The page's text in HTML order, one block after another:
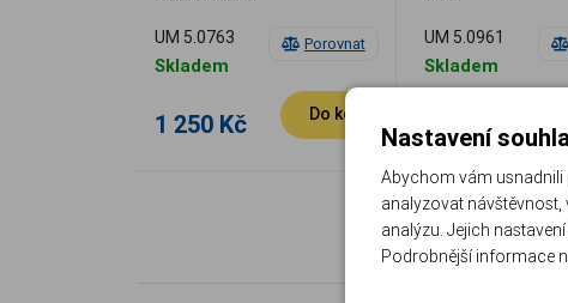
Porovnat
UM 5.0763
Skladem
1 250 Kč Do košíku
UM 5.0961
Skladem
850 Kč
Nastavení
Abychom vám
analyzovat
analýzu. Jejich
Podrobnější informace